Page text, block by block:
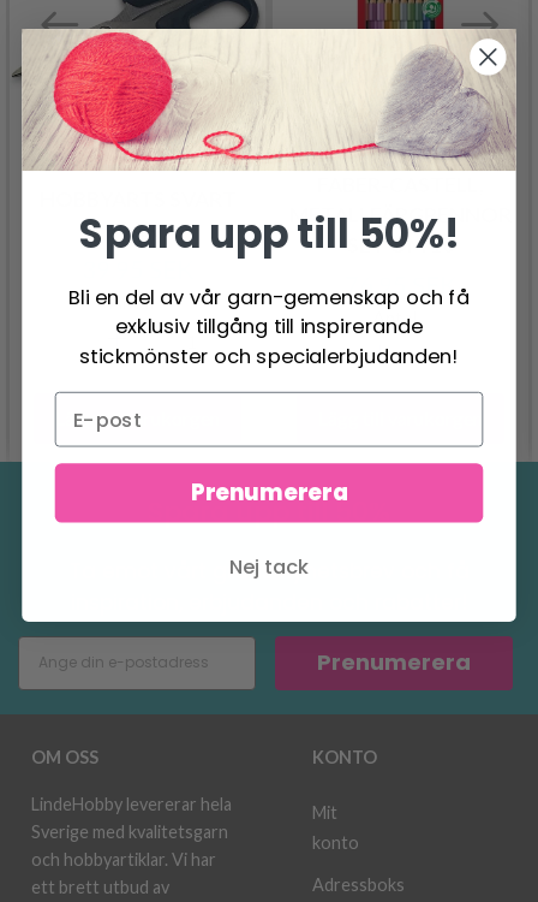
SAX
Antal
Lägg till varukorgen
METALLFÄRGPENNOR
SET OM 10
76.95 SEK
Antal
Spara upp till 50%
Ta emot vårt gratis nyhetsbrev och få
Prenumerera
OM OSS
LindeHobby levererar hela
Sverige med kvalitetsgarn
och hobbyartiklar. Vi har
ett brett utbud av
KONTO
Mit
konto
Adressboks
Spara upp till 50%!
Bli en del av vår garn-gemenskap och få
exklusiv tillgång till inspirerande
stickmönster och specialerbjudanden!
Prenumerera
Nej tack